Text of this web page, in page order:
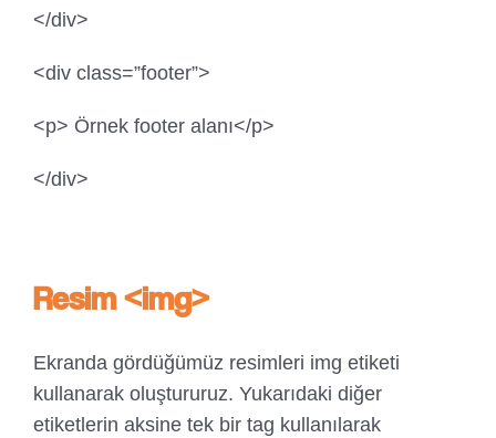
</div>
<div class=”footer”>
<p> Örnek footer alanı</p>
</div>
Resim <img>
Ekranda gördüğümüz resimleri img etiketi
kullanarak oluştururuz. Yukarıdaki diğer
etiketlerin aksine tek bir tag kullanılarak